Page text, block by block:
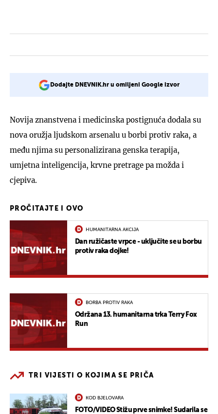
Dodajte DNEVNIK.hr u omiljeni Google izvor
Novija znanstvena i medicinska postignuća dodala su
nova oružja ljudskom arsenalu u borbi protiv raka, a
među njima su personalizirana genska terapija,
umjetna inteligencija, krvne pretrage pa možda i
cjepiva.
PROČITAJTE I OVO
HUMANITARNA AKCIJA
Dan ružičaste vrpce - uključite se u borbu
protiv raka dojke!
BORBA PROTIV RAKA
Održana 13. humanitarna trka Terry Fox
Run
TRI VIJESTI O KOJIMA SE PRIČA
KOD BJELOVARA
FOTO/VIDEO Stižu prve snimke! Sudarila se